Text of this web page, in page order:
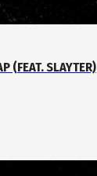
(FEAT. SLAYTER)